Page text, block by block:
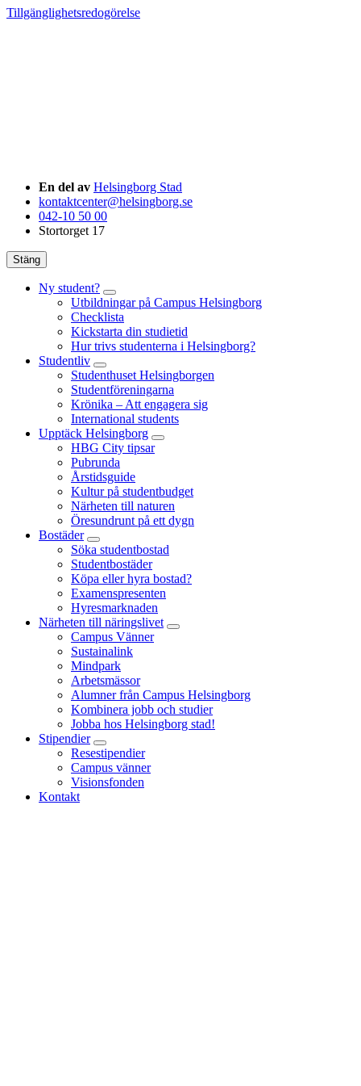
Tillgänglighetsredogörelse
En del av Helsingborg Stad
kontaktcenter@helsingborg.se
042-10 50 00
Stortorget 17
Stäng
Ny student?
Utbildningar på Campus Helsingborg
Checklista
Kickstarta din studietid
Hur trivs studenterna i Helsingborg?
Studentliv
Studenthuset Helsingborgen
Studentföreningarna
Krönika – Att engagera sig
International students
Upptäck Helsingborg
HBG City tipsar
Pubrunda
Årstidsguide
Kultur på studentbudget
Närheten till naturen
Öresundrunt på ett dygn
Bostäder
Söka studentbostad
Studentbostäder
Köpa eller hyra bostad?
Examenspresenten
Hyresmarknaden
Närheten till näringslivet
Campus Vänner
Sustainalink
Mindpark
Arbetsmässor
Alumner från Campus Helsingborg
Kombinera jobb och studier
Jobba hos Helsingborg stad!
Stipendier
Resestipendier
Campus vänner
Visionsfonden
Kontakt